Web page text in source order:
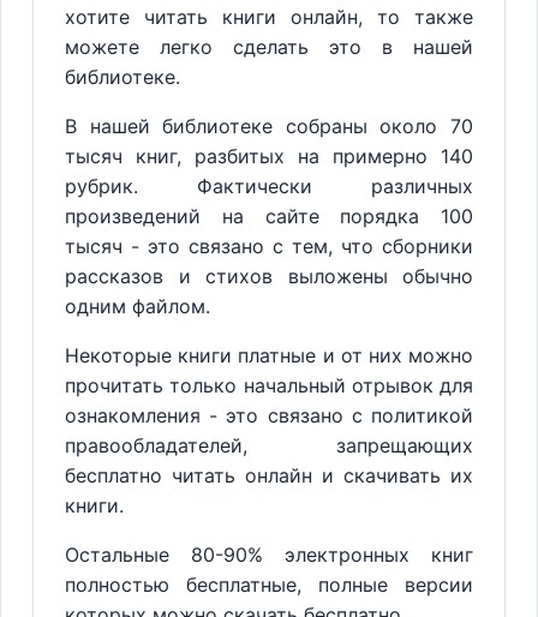
хотите читать книги онлайн, то также
можете легко сделать это в нашей
библиотеке.
В нашей библиотеке собраны около 70
тысяч книг, разбитых на примерно 140
рубрик. Фактически различных
произведений на сайте порядка 100
тысяч - это связано с тем, что сборники
рассказов и стихов выложены обычно
одним файлом.
Некоторые книги платные и от них можно
прочитать только начальный отрывок для
ознакомления - это связано с политикой
правообладателей, запрещающих
бесплатно читать онлайн и скачивать их
книги.
Остальные 80-90% электронных книг
полностью бесплатные, полные версии